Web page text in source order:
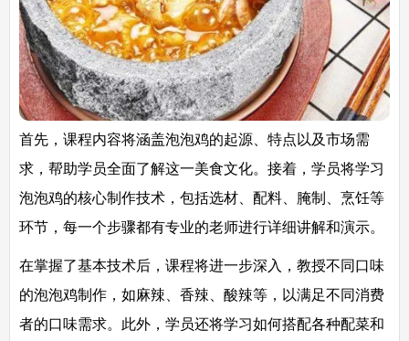
首先，课程内容将涵盖泡泡鸡的起源、特点以及市场需
求，帮助学员全面了解这一美食文化。接着，学员将学习
泡泡鸡的核心制作技术，包括选材、配料、腌制、烹饪等
环节，每一个步骤都有专业的老师进行详细讲解和演示。
在掌握了基本技术后，课程将进一步深入，教授不同口味
的泡泡鸡制作，如麻辣、香辣、酸辣等，以满足不同消费
者的口味需求。此外，学员还将学习如何搭配各种配菜和